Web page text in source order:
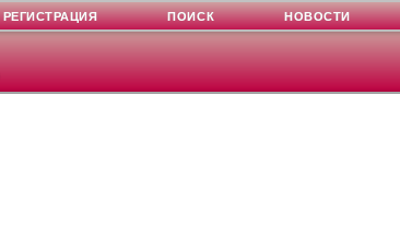
РЕГИСТРАЦИЯ ПОИСК НОВОСТИ